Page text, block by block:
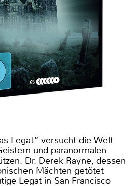
Legat“ versucht die Welt
und paranormalen
Dr. Derek Rayne, dessen
Mächten getötet
Legat in San Francisco